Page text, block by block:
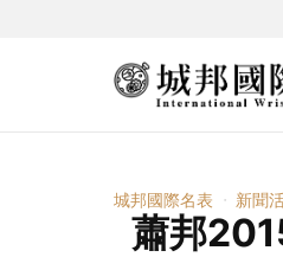
城邦國際名表 新聞
蕭邦